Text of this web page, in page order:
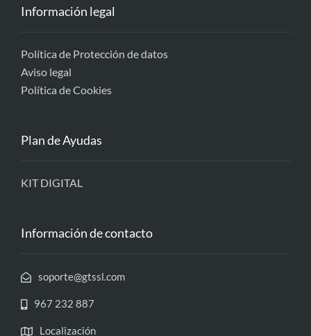
Información legal
Política de Protección de datos
Aviso legal
Política de Cookies
Plan de Ayudas
KIT DIGITAL
Información de contacto
soporte@gtssl.com
967 232 887
Localización